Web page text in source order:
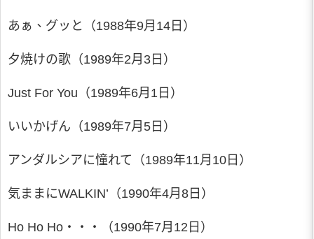
あぁ、グッと（1988年9月14日）
夕焼けの歌（1989年2月3日）
Just For You（1989年6月1日）
いいかげん（1989年7月5日）
アンダルシアに憧れて（1989年11月10日）
気ままにWALKIN’（1990年4月8日）
Ho Ho Ho・・・（1990年7月12日）